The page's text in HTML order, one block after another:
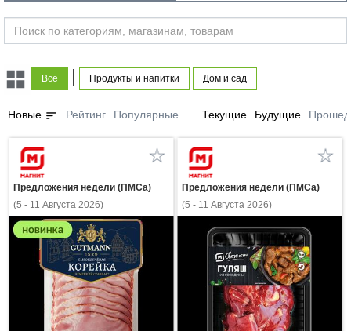
Все | Продукты и напитки Дом и сад
Новые sort Рейтинг Популярные Текущие Будущие
Предложения недели (ПМСа)
(5 - 11 Августа 2026)
Предложения недели (ПМСа)
(5 - 11 Августа 2026)